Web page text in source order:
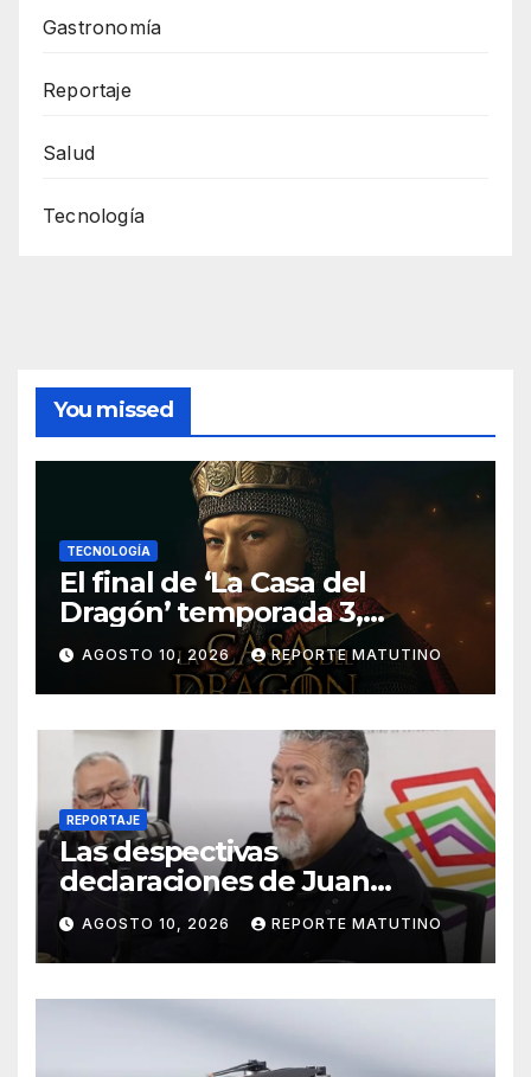
Gastronomía
Reportaje
Salud
Tecnología
You missed
TECNOLOGÍA
El final de ‘La Casa del
Dragón’ temporada 3,
explicado: ¿Quién muere y
qué pasa con el Trono de
Hierro?
AGOSTO 10, 2026 REPORTE MATUTINO
REPORTAJE
Las despectivas
declaraciones de Juan
Barreto sobre María Corina
AGOSTO 10, 2026 REPORTE MATUTINO